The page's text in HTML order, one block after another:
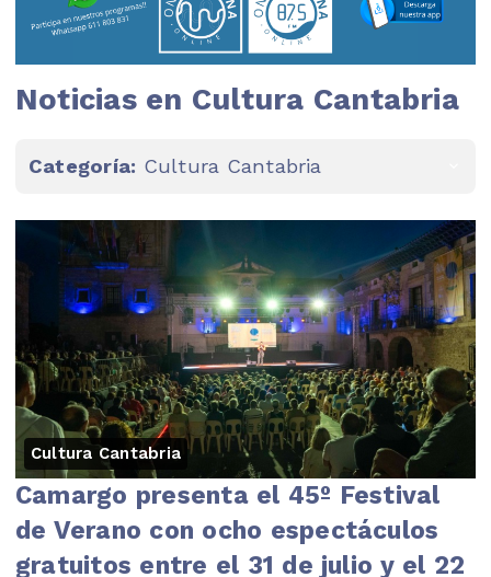
Noticias en Cultura Cantabria
Categoría: Cultura Cantabria
Cultura Cantabria
Camargo presenta el 45º Festival
de Verano con ocho espectáculos
gratuitos entre el 31 de julio y el 22